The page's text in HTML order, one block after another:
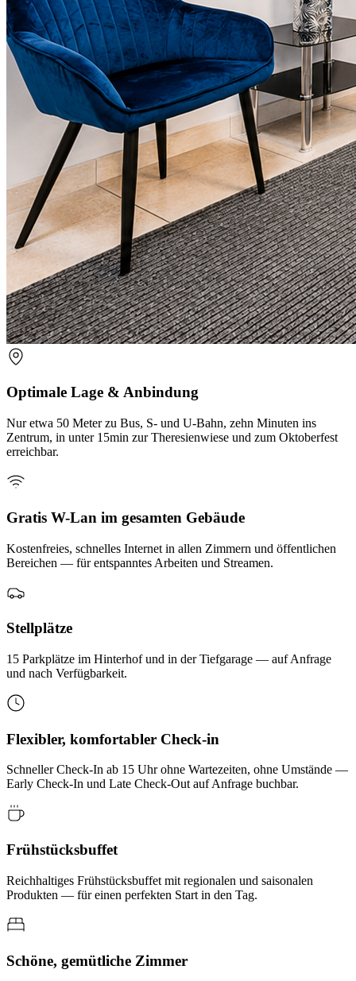
Optimale Lage & Anbindung
Nur etwa 50 Meter zu Bus, S- und U-Bahn, zehn Minuten ins
Zentrum, in unter 15min zur Theresienwiese und zum Oktoberfest
erreichbar.
Gratis W-Lan im gesamten Gebäude
Kostenfreies, schnelles Internet in allen Zimmern und öffentlichen
Bereichen — für entspanntes Arbeiten und Streamen.
Stellplätze
15 Parkplätze im Hinterhof und in der Tiefgarage — auf Anfrage
und nach Verfügbarkeit.
Flexibler, komfortabler Check-in
Schneller Check-In ab 15 Uhr ohne Wartezeiten, ohne Umstände —
Early Check-In und Late Check-Out auf Anfrage buchbar.
Frühstücksbuffet
Reichhaltiges Frühstücksbuffet mit regionalen und saisonalen
Produkten — für einen perfekten Start in den Tag.
Schöne, gemütliche Zimmer